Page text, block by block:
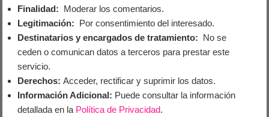
Finalidad: Moderar los comentarios.
Legitimación: Por consentimiento del interesado.
Destinatarios y encargados de tratamiento: No se
ceden o comunican datos a terceros para prestar este
servicio.
Derechos: Acceder, rectificar y suprimir los datos.
Información Adicional: Puede consultar la información
detallada en la Política de Privacidad.